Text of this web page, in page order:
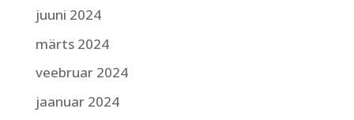
juuni 2024
märts 2024
veebruar 2024
jaanuar 2024